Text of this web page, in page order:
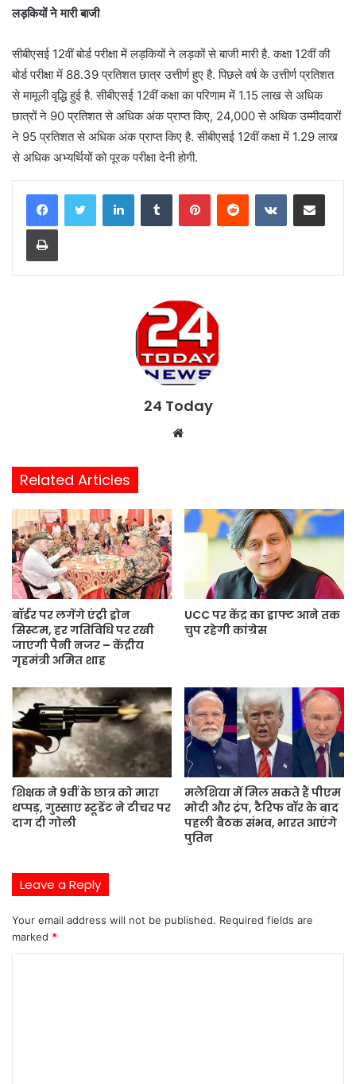
लड़कियों ने मारी बाजी
सीबीएसई 12वीं बोर्ड परीक्षा में लड़कियों ने लड़कों से बाजी मारी है. कक्षा 12वीं की
बोर्ड परीक्षा में 88.39 प्रतिशत छात्र उत्तीर्ण हुए है. पिछले वर्ष के उत्तीर्ण प्रतिशत
से मामूली वृद्धि हुई है. सीबीएसई 12वीं कक्षा का परिणाम में 1.15 लाख से अधिक
छात्रों ने 90 प्रतिशत से अधिक अंक प्राप्त किए, 24,000 से अधिक उम्मीदवारों
ने 95 प्रतिशत से अधिक अंक प्राप्त किए है. सीबीएसई 12वीं कक्षा में 1.29 लाख
से अधिक अभ्यर्थियों को पूरक परीक्षा देनी होगी.
24 Today
i
t
Related Articles
बॉर्डर पर लगेंगे एंट्री ड्रोन
सिस्टम, हर गतिविधि पर रखी
जाएगी पैनी नजर – केंद्रीय
गृहमंत्री अमित शाह
UCC पर केंद्र का ड्राफ्ट आने तक
चुप रहेगी कांग्रेस
शिक्षक ने 9वीं के छात्र को मारा
थप्पड़, गुस्साए स्टूडेंट ने टीचर पर
दाग दी गोली
मलेशिया में मिल सकते हैं पीएम
मोदी और ट्रंप, टैरिफ वॉर के बाद
पहली बैठक संभव, भारत आएंगे
पुतिन
Leave a Reply
Your email address will not be published. Required fields are
marked *